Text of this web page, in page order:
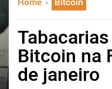
中文
한국어
العربية
ไทย
Bitcoin na
de janeiro